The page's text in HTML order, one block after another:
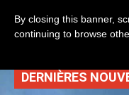
DERNIÈRES
By closing this banner,
continuing to browse